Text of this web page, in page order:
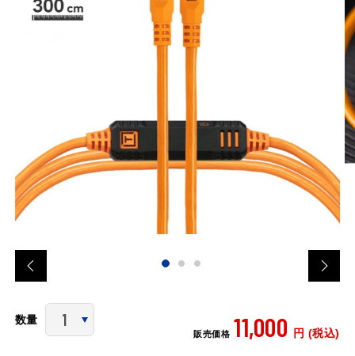
数量
販売価格 11,000 円 (税込)